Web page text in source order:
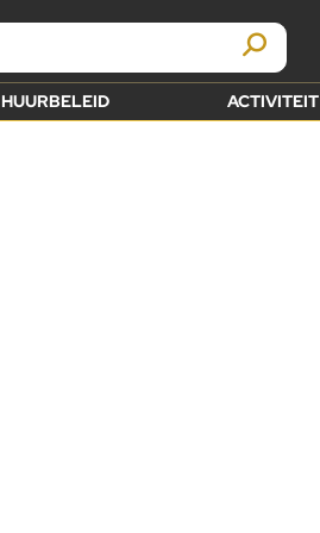
HUURBELEID ACTIVITEIT